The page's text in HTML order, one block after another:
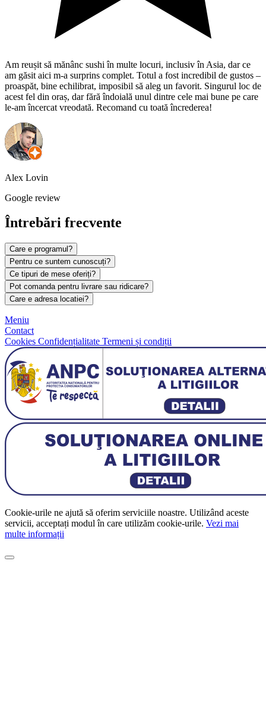
Am reușit să mănânc sushi în multe locuri, inclusiv în Asia, dar ce
am găsit aici m-a surprins complet. Totul a fost incredibil de gustos –
proaspăt, bine echilibrat, imposibil să aleg un favorit. Singurul loc de
acest fel din oraș, dar fără îndoială unul dintre cele mai bune pe care
le-am încercat vreodată. Recomand cu toată încrederea!
Alex Lovin
Google review
Întrebări frecvente
Care e programul?
Pentru ce suntem cunoscuți?
Ce tipuri de mese oferiți?
Pot comanda pentru livrare sau ridicare?
Care e adresa locatiei?
Meniu
Contact
Cookies Confidențialitate Termeni și condiții
Cookie-urile ne ajută să oferim serviciile noastre. Utilizând aceste
servicii, acceptați modul în care utilizăm cookie-urile. Vezi mai
multe informații